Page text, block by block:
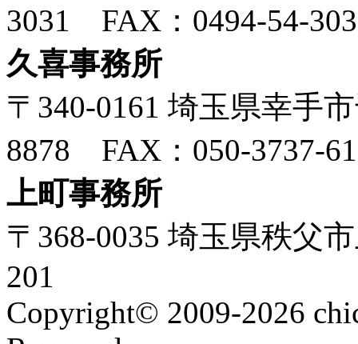
3031 FAX：0494-54-
久喜事務所
〒340-0161 埼玉県幸手
8878 FAX：050-3737-
上町事務所
〒368-0035 埼玉県秩父
201
Copyright© 2009-2026